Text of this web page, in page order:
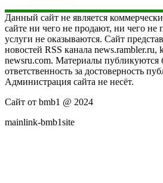
Данный сайт не является
сайте ни чего не продают, ни чего не
услуги не оказываются. Сайт
новостей RSS канала news.rambler.ru,
newsru.com. Материалы публикуются
ответственность за достоверность
Администрация сайта не несёт.
Сайт от bmb1 @ 2024
mainlink-bmb1site